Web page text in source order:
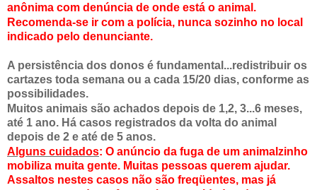
anônima com denúncia de onde está o animal.
Recomenda-se ir com a polícia, nunca sozinho no local
indicado pelo denunciante.
A persistência dos donos é fundamental...redistribuir os
cartazes toda semana ou a cada 15/20 dias, conforme as
possibilidades.
Muitos animais são achados depois de 1,2, 3...6 meses,
até 1 ano. Há casos registrados da volta do animal
depois de 2 e até de 5 anos.
Alguns cuidados: O anúncio da fuga de um animalzinho
mobiliza muita gente. Muitas pessoas querem ajudar.
Assaltos nestes casos não são freqüentes, mas já